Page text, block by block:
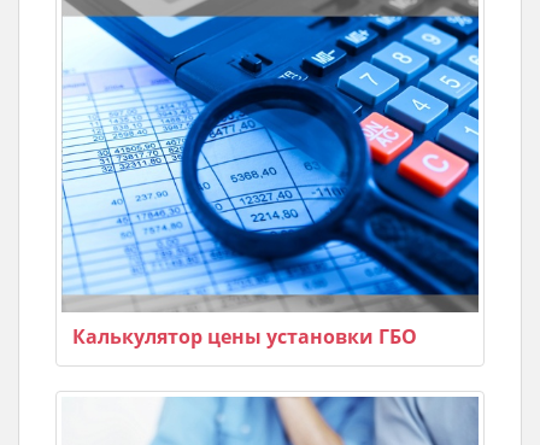
Калькулятор цены установки ГБО